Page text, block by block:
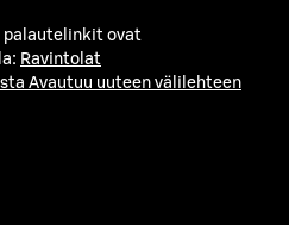
ovat
Ravintolat
Avautuu uuteen välilehteen